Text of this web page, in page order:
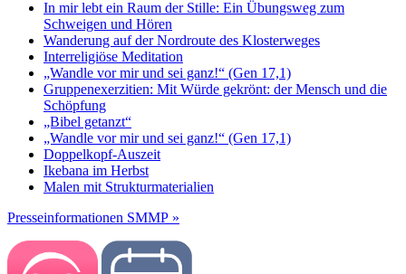
In mir lebt ein Raum der Stille: Ein Übungsweg zum
Schweigen und Hören
Wanderung auf der Nordroute des Klosterweges
Interreligiöse Meditation
„Wandle vor mir und sei ganz!“ (Gen 17,1)
Gruppenexerzitien: Mit Würde gekrönt: der Mensch und die
Schöpfung
„Bibel getanzt“
„Wandle vor mir und sei ganz!“ (Gen 17,1)
Doppelkopf-Auszeit
Ikebana im Herbst
Malen mit Strukturmaterialien
Presseinformationen SMMP »